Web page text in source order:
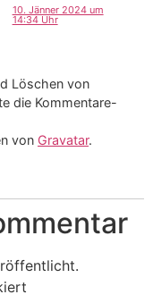
10. Jänner 2024 um
14:34 Uhr
Löschen von
die Kommentare-
von Gravatar.